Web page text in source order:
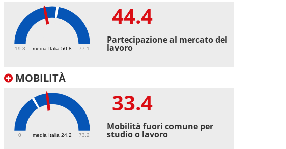
media Italia 50.8
19.3 77.1
44.4
Partecipazione al mercato del
lavoro
MOBILITÀ
media Italia 24.2
0 73.2
33.4
Mobilità fuori comune per
studio o lavoro